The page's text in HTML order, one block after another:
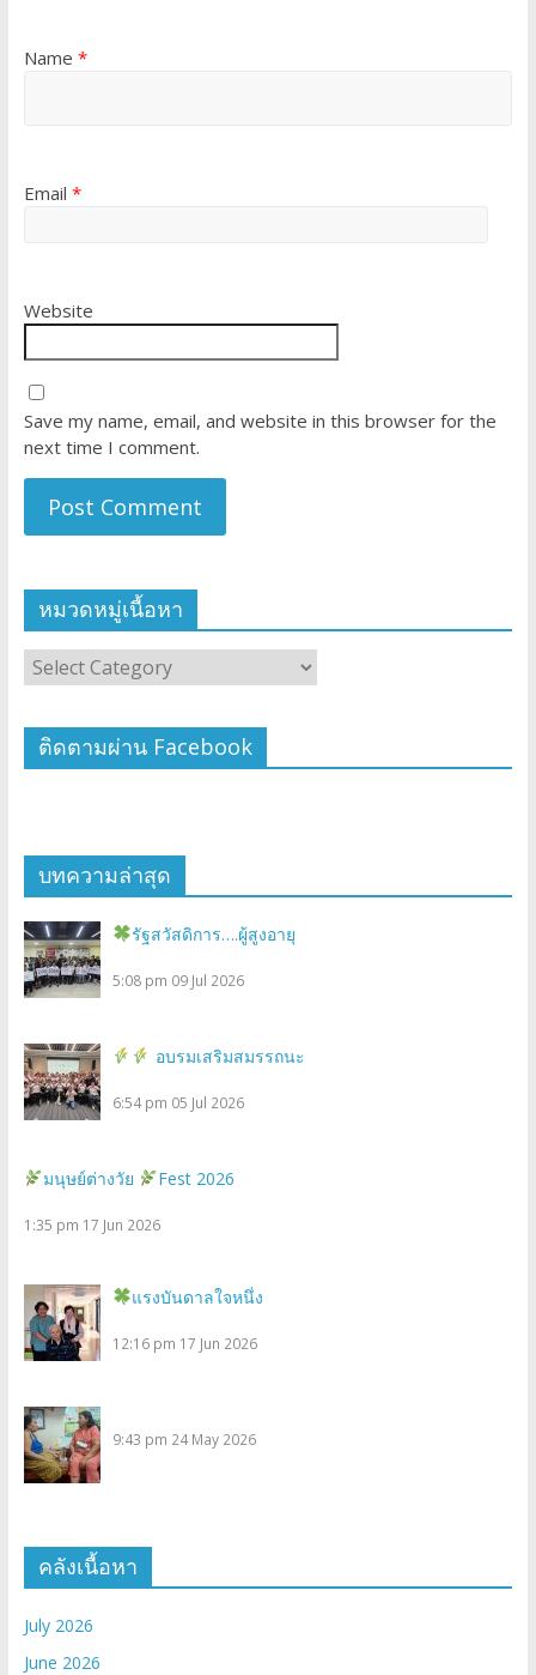
Name *
Email *
Website
Save my name, email, and website in this browser for the
next time I comment.
หมวดหมู่เนื้อหา
ติดตามผ่าน Facebook
บทความล่าสุด
รัฐสวัสดิการ….ผู้สูงอายุ
5:08 pm 09 Jul 2026
อบรมเสริมสมรรถนะ
6:54 pm 05 Jul 2026
มนุษย์ต่างวัย Fest 2026
1:35 pm 17 Jun 2026
แรงบันดาลใจหนึ่ง
12:16 pm 17 Jun 2026
9:43 pm 24 May 2026
คลังเนื้อหา
July 2026
June 2026